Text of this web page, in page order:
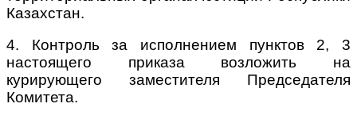
Казахстан.
4. Контроль за исполнением пунктов 2, 3
настоящего приказа возложить на
курирующего заместителя Председателя
Комитета.